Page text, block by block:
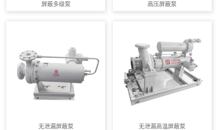
屏蔽多级泵 高压屏蔽泵
无泄漏屏蔽泵 无泄漏高温屏蔽泵